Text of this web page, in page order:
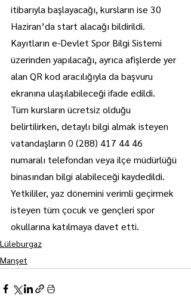
itibarıyla başlayacağı, kursların ise 30
Haziran’da start alacağı bildirildi.
Kayıtların e-Devlet Spor Bilgi Sistemi
üzerinden yapılacağı, ayrıca afişlerde yer
alan QR kod aracılığıyla da başvuru
ekranına ulaşılabileceği ifade edildi.
Tüm kursların ücretsiz olduğu
belirtilirken, detaylı bilgi almak isteyen
vatandaşların 0 (288) 417 44 46
numaralı telefondan veya ilçe müdürlüğü
binasından bilgi alabileceği kaydedildi.
Yetkililer, yaz dönemini verimli geçirmek
isteyen tüm çocuk ve gençleri spor
okullarına katılmaya davet etti.
Lüleburgaz
Manşet